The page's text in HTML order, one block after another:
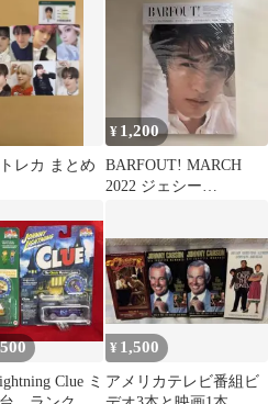
イト デコ ステッカー
レカ まとめ
¥ 1,200
BARFOUT! MARCH
2022 ジェシー
Clue ミ
¥ 1,500
アメリカテレビ番組ビ